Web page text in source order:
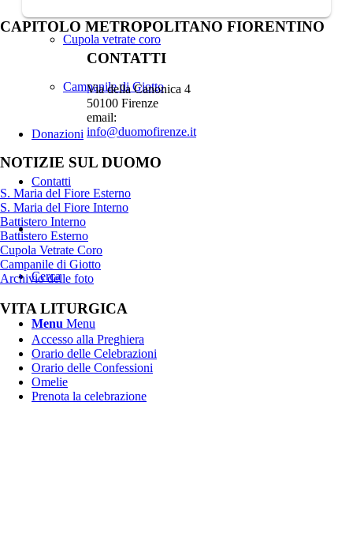
Cupola vetrate coro
Campanile di Giotto
Donazioni
Contatti
Cerca
Menu Menu
CAPITOLO METROPOLITANO FIORENTINO
CONTATTI
Via della Canonica 4
50100 Firenze
email:
info@duomofirenze.it
NOTIZIE SUL DUOMO
S. Maria del Fiore Esterno
S. Maria del Fiore Interno
Battistero Interno
Battistero Esterno
Cupola Vetrate Coro
Campanile di Giotto
Archivio delle foto
VITA LITURGICA
Accesso alla Preghiera
Orario delle Celebrazioni
Orario delle Confessioni
Omelie
Prenota la celebrazione